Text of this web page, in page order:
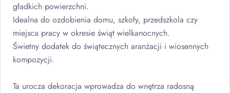
gładkich powierzchni.
Idealna do ozdobienia domu, szkoły, przedszkola czy
miejsca pracy w okresie świąt wielkanocnych.
Świetny dodatek do świątecznych aranżacji i wiosennych
kompozycji.
Ta urocza dekoracja wprowadza do wnętrza radosną